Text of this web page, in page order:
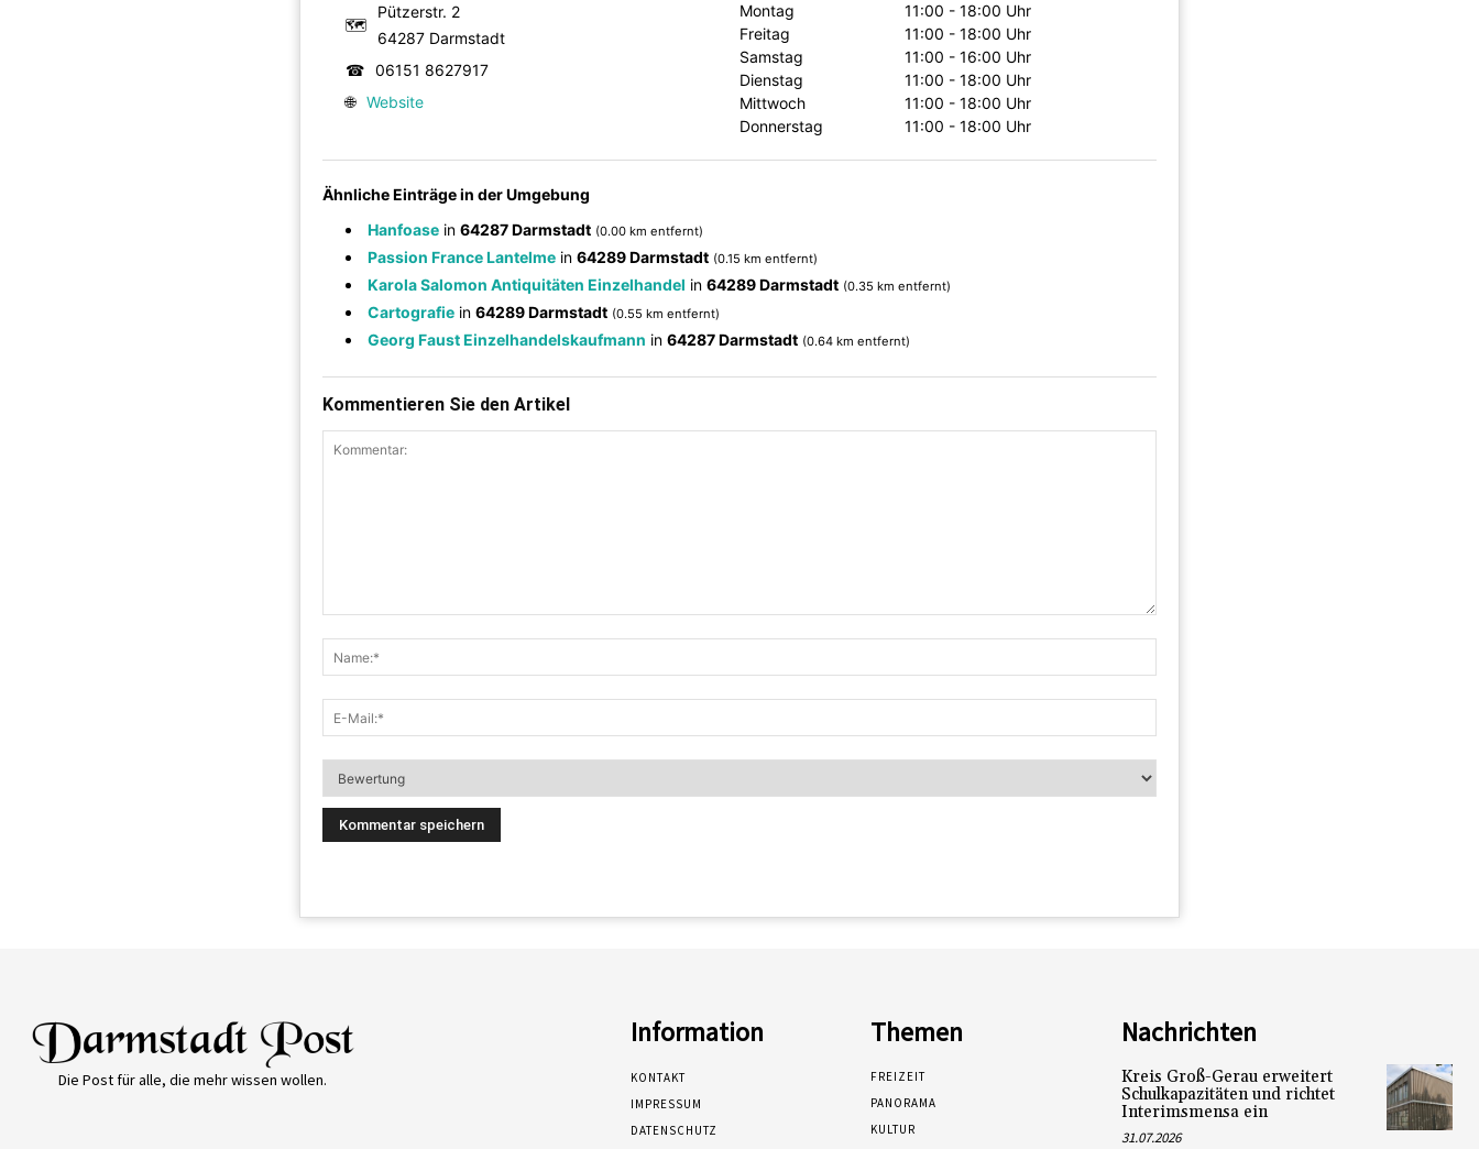
🗺
Pützerstr. 2
64287 Darmstadt
☎ 06151 8627917
🌐 Website
Montag
11:00 - 18:00 Uhr
Freitag
11:00 - 18:00 Uhr
Samstag
11:00 - 16:00 Uhr
Dienstag
11:00 - 18:00 Uhr
Mittwoch
11:00 - 18:00 Uhr
Donnerstag
11:00 - 18:00 Uhr
Ähnliche Einträge in der Umgebung
Hanfoase in 64287 Darmstadt (0.00 km entfernt)
Passion France Lantelme in 64289 Darmstadt (0.15 km entfernt)
Karola Salomon Antiquitäten Einzelhandel in 64289 Darmstadt (0.35 km entfernt)
Cartografie in 64289 Darmstadt (0.55 km entfernt)
Georg Faust Einzelhandelskaufmann in 64287 Darmstadt (0.64 km entfernt)
Kommentieren Sie den Artikel
Die Post für alle, die mehr wissen wollen.
Information
KONTAKT
IMPRESSUM
DATENSCHUTZ
Themen
FREIZEIT
PANORAMA
KULTUR
Nachrichten
Kreis Groß-Gerau erweitert
Schulkapazitäten und richtet
Interimsmensa ein
31.07.2026